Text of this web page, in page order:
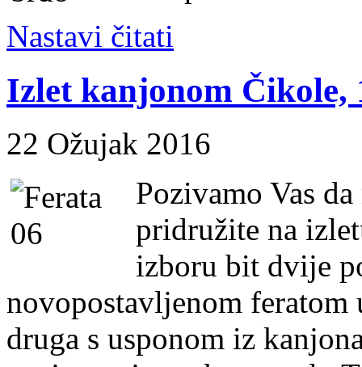
Nastavi čitati
Izlet kanjonom Čikole,
22 Ožujak 2016
Pozivamo Vas
pridružite na
izboru bit dvije
novopostavljenom feratom
druga s usponom iz